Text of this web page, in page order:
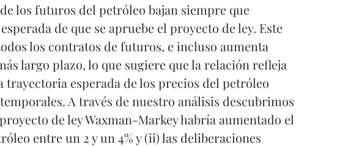
los futuros del petróleo bajan siempre que
de que se apruebe el proyecto de ley. Este
los contratos de futuros, e incluso aumenta
largo plazo, lo que sugiere que la relación refleja
trayectoria esperada de los precios del petróleo
A través de nuestro análisis descubrimos
de ley Waxman-Markey habría aumentado el
entre un 2 y un 4% y (ii) las deliberaciones